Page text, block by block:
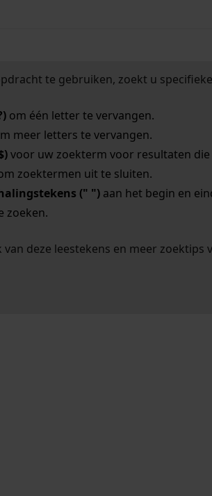
te gebruiken, zoekt u
om één letter te vervangen.
meer letters te vervangen.
voor uw zoekterm voor resultaten die
zoektermen uit te sluiten.
(" ")aan het begin en
zoeken.
deze leestekens en meer zoektips